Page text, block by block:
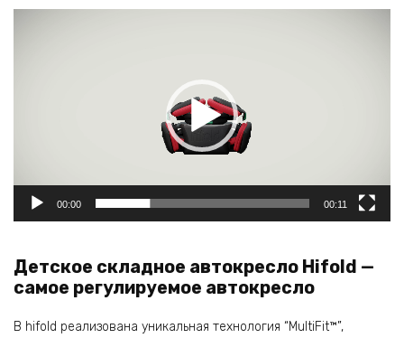
00:00 00:11
Детское складное автокресло Hifold —
самое регулируемое автокресло
В hifold реализована уникальная технология “MultiFit™”,